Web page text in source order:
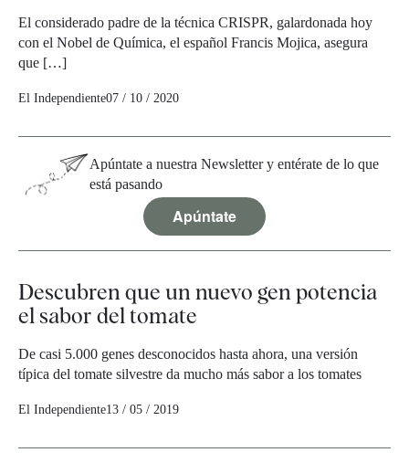
El considerado padre de la técnica CRISPR, galardonada hoy
con el Nobel de Química, el español Francis Mojica, asegura
que […]
El Independiente07 / 10 / 2020
Apúntate a nuestra Newsletter y entérate de lo que
está pasando
Apúntate
Descubren que un nuevo gen potencia
el sabor del tomate
De casi 5.000 genes desconocidos hasta ahora, una versión
típica del tomate silvestre da mucho más sabor a los tomates
El Independiente13 / 05 / 2019